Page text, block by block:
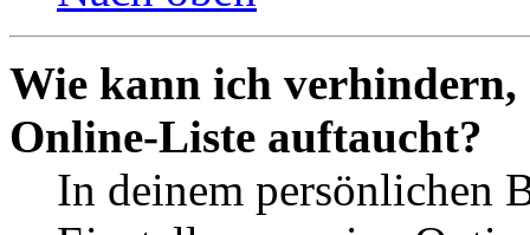
Wie kann ich verhindern,
Online-Liste auftaucht?
In deinem persönlichen